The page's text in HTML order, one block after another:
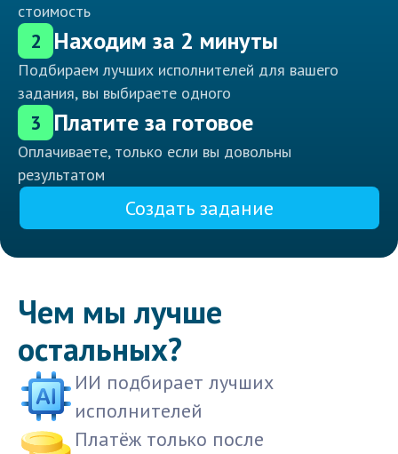
стоимость
2 Находим за 2 минуты
Подбираем лучших исполнителей для вашего
задания, вы выбираете одного
3 Платите за готовое
Оплачиваете, только если вы довольны
результатом
Создать задание
Чем мы лучше
остальных?
ИИ подбирает лучших
исполнителей
Платёж только после